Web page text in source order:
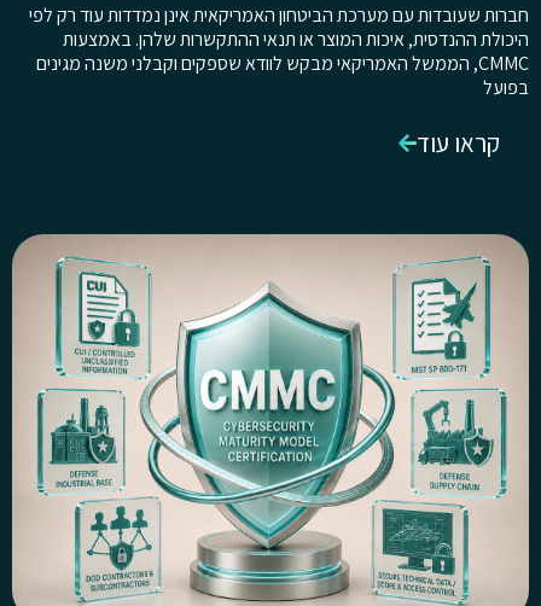
חברות שעובדות עם מערכת הביטחון האמריקאית אינן נמדדות עוד רק לפי
היכולת ההנדסית, איכות המוצר או תנאי ההתקשרות שלהן. באמצעות
CMMC, הממשל האמריקאי מבקש לוודא שספקים וקבלני משנה מגינים
בפועל
קראו עוד